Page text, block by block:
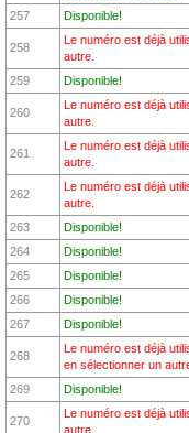
257
Disponible!
258
Le numéro est déjà
autre.
259
Disponible!
260
Le numéro est déjà
autre.
261
Le numéro est déjà
autre.
262
Le numéro est déjà
autre.
263
Disponible!
264
Disponible!
265
Disponible!
266
Disponible!
267
Disponible!
268
Le numéro est déjà
en sélectionner un
269
Disponible!
270
Le numéro est déjà
autre.